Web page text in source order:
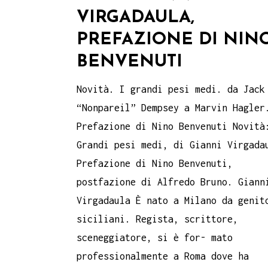
VIRGADAULA,
PREFAZIONE DI
BENVENUTI
Novità. I grandi pesi medi. da Jack
“Nonpareil” Dempsey a Marvin Hagler.
Prefazione di Nino Benvenuti
Grandi pesi medi, di Gianni
Prefazione di Nino Benvenuti,
postfazione di Alfredo Bruno.
Virgadaula È nato a Milano da
siciliani. Regista, scrittore,
sceneggiatore, si è for- mato
professionalmente a Roma dove ha